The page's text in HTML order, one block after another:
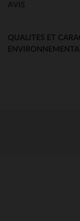
AVIS
QUALITES ET